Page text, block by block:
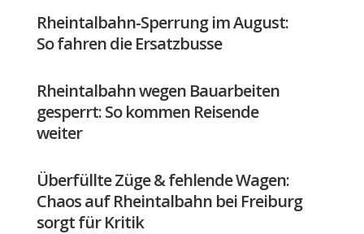
Rheintalbahn-Sperrung im August:
So fahren die Ersatzbusse
Rheintalbahn wegen Bauarbeiten
gesperrt: So kommen Reisende
weiter
Überfüllte Züge & fehlende Wagen:
Chaos auf Rheintalbahn bei Freiburg
sorgt für Kritik